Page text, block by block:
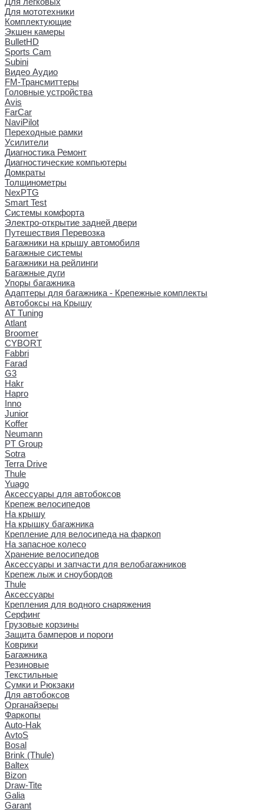
Для мототехники
Комплектующие
Экшен камеры
BulletHD
Sports Cam
Subini
Видео Аудио
FM-Трансмиттеры
Головные устройства
Avis
FarCar
NaviPilot
Переходные рамки
Усилители
Диагностика Ремонт
Диагностические компьютеры
Домкраты
Толщинометры
NexPTG
Smart Test
Системы комфорта
Электро-открытие задней двери
Путешествия Перевозка
Багажники на крышу автомобиля
Багажные системы
Багажники на рейлинги
Багажные дуги
Упоры багажника
Адаптеры для багажника - Крепежные комплекты
Автобоксы на Крышу
AT Tuning
Atlant
Broomer
CYBORT
Fabbri
Farad
G3
Hakr
Hapro
Inno
Junior
Koffer
Neumann
PT Group
Sotra
Terra Drive
Thule
Yuago
Аксессуары для автобоксов
Крепеж велосипедов
На крышу
На крышку багажника
Крепление для велосипеда на фаркоп
На запасное колесо
Хранение велосипедов
Аксессуары и запчасти для велобагажников
Крепеж лыж и сноубордов
Thule
Аксессуары
Крепления для водного снаряжения
Серфинг
Грузовые корзины
Защита бамперов и пороги
Коврики
Багажника
Резиновые
Текстильные
Сумки и Рюкзаки
Для автобоксов
Органайзеры
Фаркопы
Auto-Hak
AvtoS
Bosal
Brink (Thule)
Baltex
Bizon
Draw-Tite
Galia
Garant